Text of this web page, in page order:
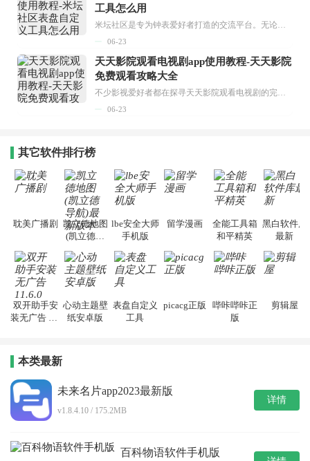
工具怎么用
米坛社区是专为钟表爱好者打造的交流平台。无论你是初涉钟表领域的普通爱好者，还是拥有多年收藏经验的资深玩家，都能在此找到属于自己的天地。 无需注册，就能轻松参与其中。通过专业的讨论论坛与丰富的交互功能，你可与世界各地的钟表爱好者畅快交流。若你钟情于钟表，米坛社区无疑是值得一试的理想之选。在这里，你能获取最新的手表资讯，交流见解，提升鉴赏品味，让每一块手表都成为收藏故事中重要的一部分。感兴趣的朋友，不要错过下载机会。...
06-23
天天影院观看电视剧app使用教程-天天影院
免费观看攻略大全
不少影视爱好者都在探寻天天影院观看电视剧的完整方法，结合最新平台使用规则，本篇新手入门攻略全面讲解观看渠道、检索流程、播放设置以及画面模式调整等实用内容。全文适配手机、电脑等主流设备，步骤简洁易懂，无论是初次使用的新手，还是想要优化观影体验的用户，都能参照内容快速上手，熟练掌握平台各项操作技巧，轻松畅享影视内容。...
06-23
其它软件排行榜
耽美广播剧
凯立德地图
(凯立德导
lbe安全大师
手机版
留学漫画
全能工具箱
和平精英
黑白软件库
最新
双开助手安
装无广告 11.
心动主题壁
纸安卓版
表盘自定义
工具
picacg正版
哔咔哔咔正
版
剪辑屋
本类最新
未来名片app2023最新版
v1.8.4.10 / 175.2MB
详情
百科物语软件手机版